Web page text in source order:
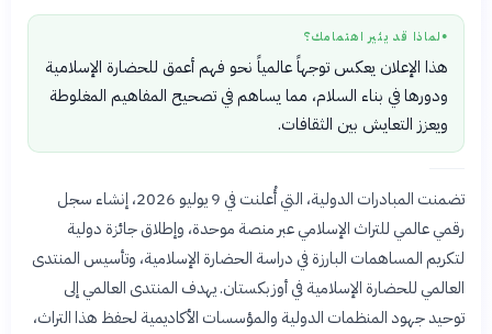
● لماذا قد يثير اهتمامك؟
هذا الإعلان يعكس توجهاً عالمياً نحو فهم أعمق للحضارة الإسلامية
ودورها في بناء السلام، مما يساهم في تصحيح المفاهيم المغلوطة
ويعزز التعايش بين الثقافات.
تضمنت المبادرات الدولية، التي أُعلنت في 9 يوليو 2026، إنشاء سجل
رقمي عالمي للتراث الإسلامي عبر منصة موحدة، وإطلاق جائزة دولية
لتكريم المساهمات البارزة في دراسة الحضارة الإسلامية، وتأسيس المنتدى
العالمي للحضارة الإسلامية في أوزبكستان. يهدف المنتدى العالمي إلى
توحيد جهود المنظمات الدولية والمؤسسات الأكاديمية لحفظ هذا التراث،